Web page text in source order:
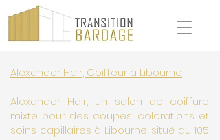
Alexander Hair, Coiffeur à Libourne
Alexander Hair, un salon de coiffure
mixte pour des coupes, colorations et
soins capillaires à Libourne, situé au 105